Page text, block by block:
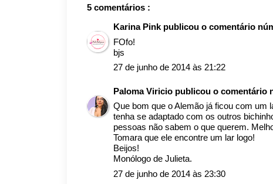
5 comentários :
Karina Pink publicou o comentário
FOfo!
bjs
27 de junho de 2014 às 21:22
Paloma Viricio publicou o comentário
Que bom que o Alemão já ficou com um
tenha se adaptado com os outros
pessoas não sabem o que querem.
Tomara que ele encontre um lar logo!
Beijos!
Monólogo de Julieta.
27 de junho de 2014 às 23:30